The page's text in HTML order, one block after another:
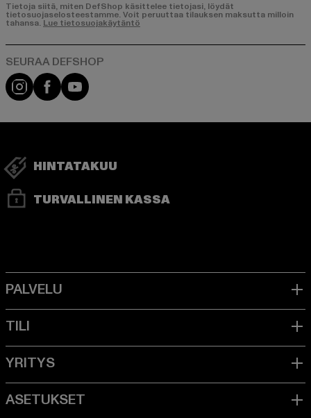
Tietoja siitä, miten DefShop käsittelee tietojasi, löydät
tietosuojaselosteestamme. Voit peruuttaa tilauksen maksutta milloin
tahansa. Lue tietosuojakäytäntö
Visit our Instagram page:
Visit our Facebook page:
Visit our YouTube channel:
HINTATAKUU
TURVALLINEN KASSA